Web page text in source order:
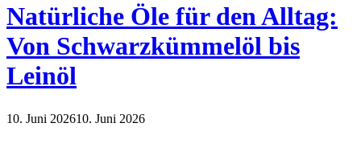
Natürliche Öle für den Alltag:
Von Schwarzkümmelöl bis
Leinöl
10. Juni 202610. Juni 2026